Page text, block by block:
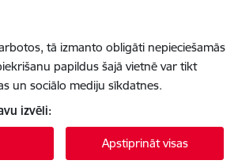
tā izmanto obligāti nepieciešamās
papildus šajā vietnē var tikt
un sociālo mediju sīkdatnes.
izvēli:
Apstiprināt visas